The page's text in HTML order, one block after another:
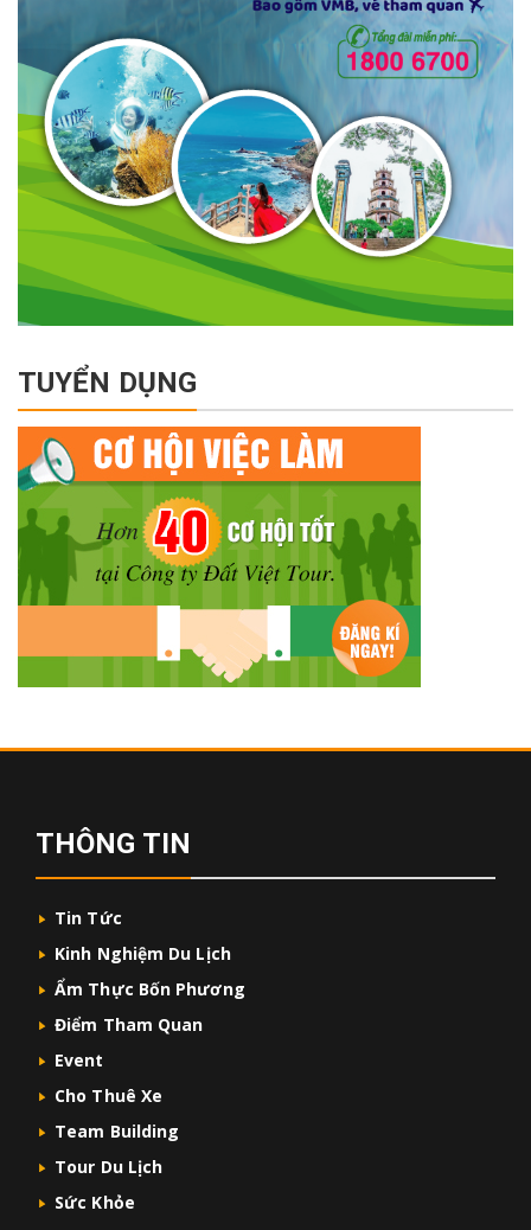
TUYỂN DỤNG
THÔNG TIN
Tin Tức
Kinh Nghiệm Du Lịch
Ẩm Thực Bốn Phương
Điểm Tham Quan
Event
Cho Thuê Xe
Team Building
Tour Du Lịch
Sức Khỏe